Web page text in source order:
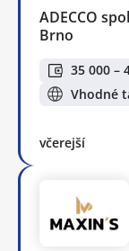
ADECCO
Brno
35 000 –
Vhodné
včerejší